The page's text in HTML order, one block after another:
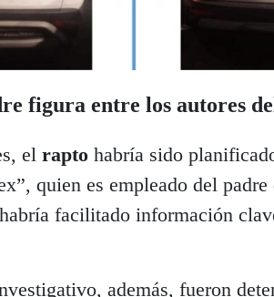
figura entre los autores
el rapto habría sido
quien es empleado del
facilitado información
además, fueron